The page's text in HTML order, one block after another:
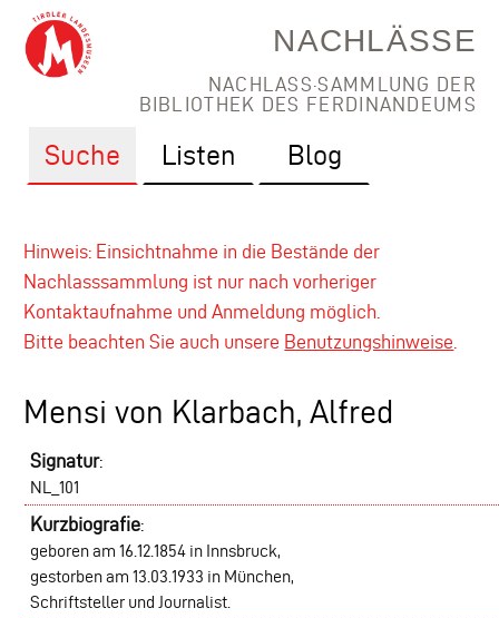
NACHLÄSSE
NACHLASS·SAMMLUNG DER
BIBLIOTHEK DES FERDINANDEUMS
Suche Listen Blog
Hinweis: Einsichtnahme in die Bestände der
Nachlasssammlung ist nur nach vorheriger
Kontaktaufnahme und Anmeldung möglich.
Bitte beachten Sie auch unsere Benutzungshinweise
Mensi von Klarbach, Alfred
Signatur:
NL_101
Kurzbiografie:
geboren am 16.12.1854 in Innsbruck,
gestorben am 13.03.1933 in München,
Schriftsteller und Journalist.